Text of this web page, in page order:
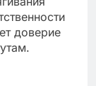
доверие